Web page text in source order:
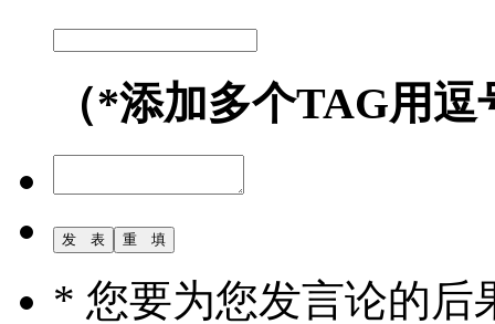
（*添加多个TAG用
* 您要为您发言论的后